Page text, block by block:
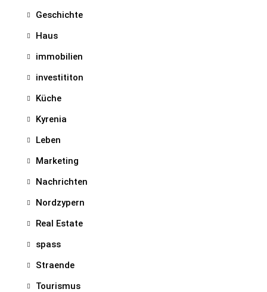
Geschichte
Haus
immobilien
investititon
Küche
Kyrenia
Leben
Marketing
Nachrichten
Nordzypern
Real Estate
spass
Straende
Tourismus